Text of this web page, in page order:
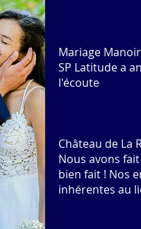
Mariage
SP Latitude a
l'écoute
Château de La
Nous avons
bien fait ! Nos
inhérentes au